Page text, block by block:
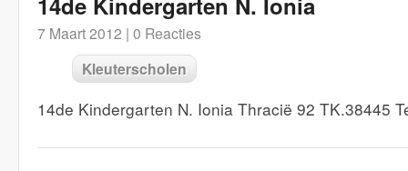
7 Maart 2012 | 0 Reacties
Kleuterscholen
14de Kindergarten N. Ionia Thracië 92 TK.38445